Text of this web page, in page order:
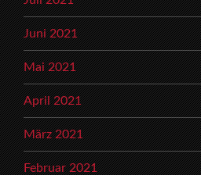
Juni 2021
Mai 2021
April 2021
März 2021
Februar 2021